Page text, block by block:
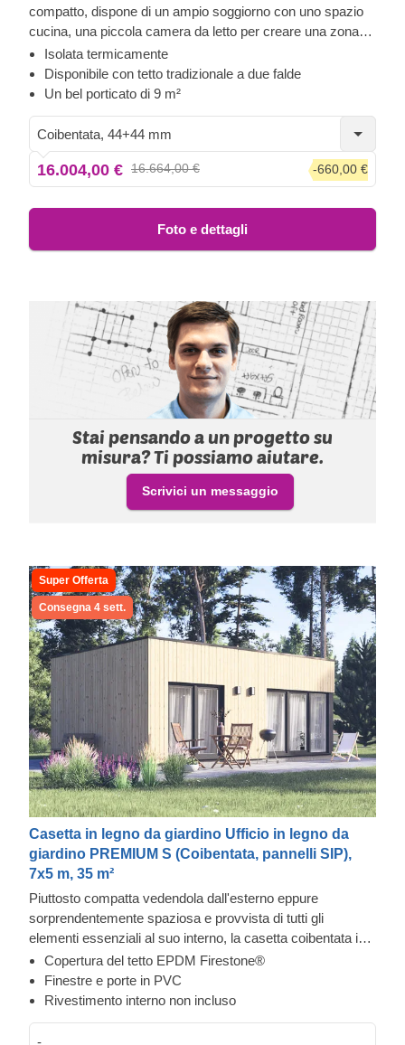
compatto, dispone di un ampio soggiorno con uno spazio
cucina, una piccola camera da letto per creare una zona
notte separata e uno spazio per un comodo bagno. Grazie
alla sua disposizione a un piano, ALTURA è un'ottima
scelta per famiglie con bambini piccoli o persone anziane.
in famiglia e trascorrere del tempo prezioso insieme
all'aperto.
Isolata termicamente
Disponibile con tetto tradizionale a due falde
Un bel porticato di 9 m²
Coibentata, 44+44 mm
16.004,00 € 16.664,00 € -660,00 €
Foto e dettagli
Stai pensando a un progetto su
misura? Ti possiamo aiutare.
Scrivici un messaggio
Super Offerta
Consegna 4 sett.
Casetta in legno da giardino Ufficio in legno da
giardino PREMIUM S (Coibentata, pannelli SIP),
7x5 m, 35 m²
Piuttosto compatta vedendola dall'esterno eppure
sorprendentemente spaziosa e provvista di tutti gli
elementi essenziali al suo interno, la casetta coibentata in
legno PREMIUM S dallo stile contemporaneo diventerà
immediatamente il tuo spazio preferito. Ottimo come luogo
dove ritirarsi in beata solitudine, può essere facilmente
Copertura del tetto EPDM Firestone®
Finestre e porte in PVC
Rivestimento interno non incluso
-